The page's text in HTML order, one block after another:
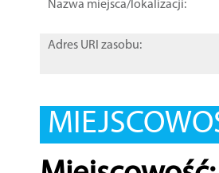
Nazwa miejsca/lokalizacji:
Adres URI zasobu: